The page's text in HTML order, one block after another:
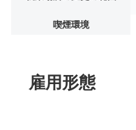
喫煙環境
雇用形態